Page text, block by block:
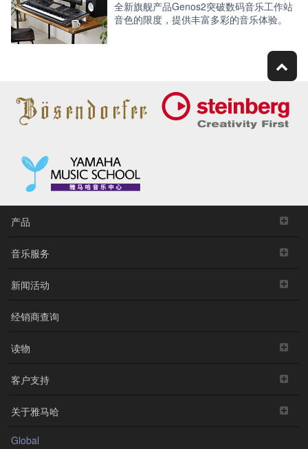
全新旗舰产品Genos2突破数码音乐工作站
音色的限度，提供丰富多彩的音乐体验。
产品
音乐服务
新闻活动
经销商查询
读物
客户支持
关于雅马哈
Global